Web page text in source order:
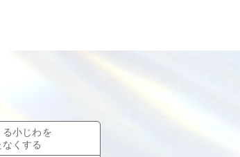
小じわを
くする